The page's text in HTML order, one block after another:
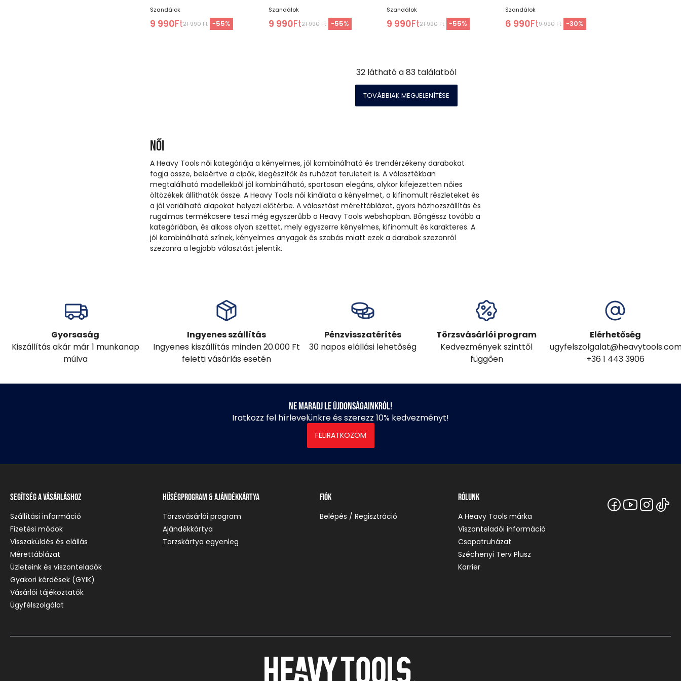
Szandálok
9 990Ft21 990 Ft -55%
Szandálok
9 990Ft21 990Ft -55%
Szandálok
9 990Ft21 990 Ft -55%
Szandálok
6 990Ft9 990Ft -30%
32látható a83találatból
TOVÁBBIAK MEGJELENÍTÉSE
Női
A Heavy Tools női kategóriája a kényelmes, jól kombinálható és trendérzékeny darabokat
fogja össze, beleértve a cipők, kiegészítők és ruházat területeit is. A választékban
megtalálható modellekből jól kombinálható, sportosan elegáns, olykor kifejezetten nőies
öltözékek állíthatók össze. A Heavy Tools női kínálata a kényelmet, a kifinomult részleteket és
a jól variálható alapokat helyezi előtérbe. A választást mérettáblázat, gyors házhozszállítás és
rugalmas termékcsere teszi még egyszerűbb a Heavy Tools webshopban. Böngéssz tovább a
kategóriában, és alkoss olyan szettet, mely egyszerre kényelmes, kifinomult és karakteres. A
jól kombinálható színek, kényelmes anyagok és szabás miatt ezek a darabok szezonról
szezonra a legjobb választást jelentik.
Gyorsaság
Kiszállítás akár már 1 munkanap
múlva
Ingyenes szállítás
Ingyenes kiszállítás minden 20.000 Ft
feletti vásárlás esetén
Pénzvisszatérítés
30 napos elállási lehetőség
Törzsvásárlói program
Kedvezmények szinttől
függően
Elérhetőség
+36 1 443 3906
Ne maradj le újdonságainkról!
Iratkozz fel hírlevelünkre és szerezz 10% kedvezményt!
FELIRATKOZOM
Segítség a vásárláshoz
Szállítási információ
Fizetési módok
Visszaküldés és elállás
Mérettáblázat
Üzleteink és viszonteladók
Gyakori kérdések (GYIK)
Vásárlói tájékoztatók
Ügyfélszolgálat
Hűségprogram & Ajándékkártya
Törzsvásárlói program
Ajándékkártya
Törzskártya egyenleg
Fiók
Belépés / Regisztráció
Rólunk
A Heavy Tools márka
Viszonteladói információ
Csapatruházat
Széchenyi Terv Plusz
Karrier